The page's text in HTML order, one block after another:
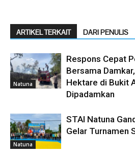
ARTIKEL TERKAIT DARI PENULIS
Natuna
Respons Cepat
Bersama
Hektare di Bukit
Dipadamkan
Natuna
STAI Natuna
Gelar Turnamen